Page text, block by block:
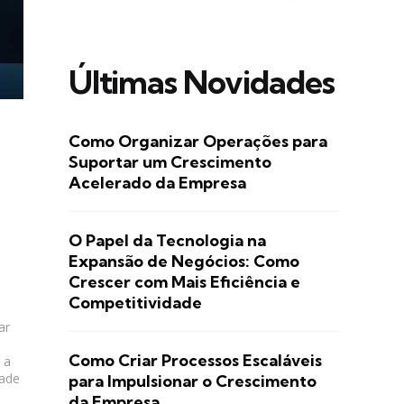
Últimas Novidades
Como Organizar Operações para
Suportar um Crescimento
Acelerado da Empresa
O Papel da Tecnologia na
Expansão de Negócios: Como
Crescer com Mais Eficiência e
Competitividade
Como Criar Processos Escaláveis
para Impulsionar o Crescimento